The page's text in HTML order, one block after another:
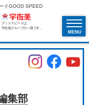
ドGOOD SPEED
グッドスピードは
宇佐美グループの一員です。
MENU
集部